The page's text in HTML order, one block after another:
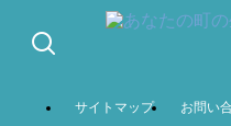
サイトマップ お問い